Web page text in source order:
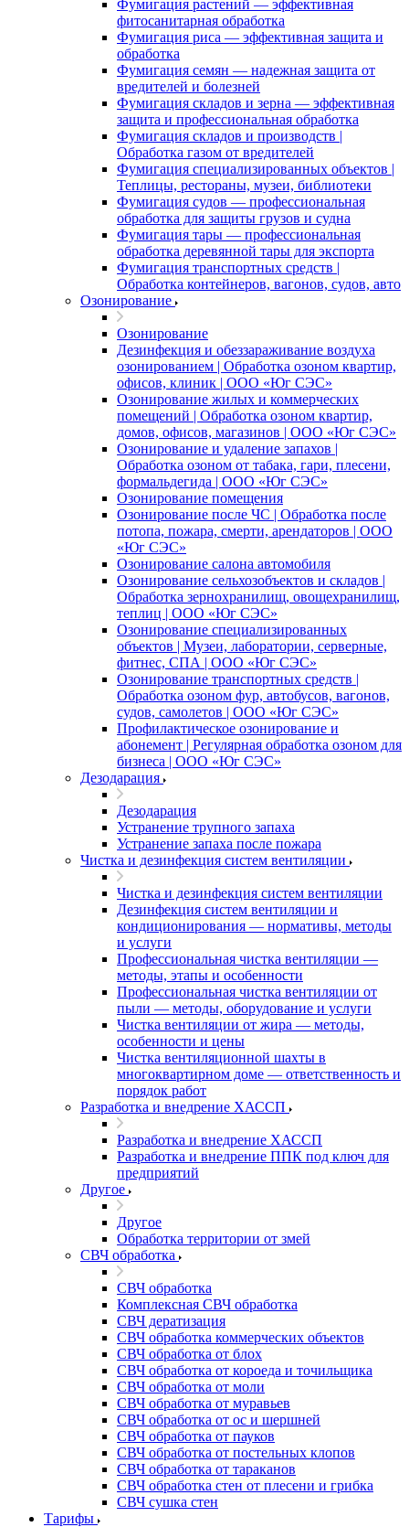
Фумигация растений — эффективная
фитосанитарная обработка
Фумигация риса — эффективная защита и
обработка
Фумигация семян — надежная защита от
вредителей и болезней
Фумигация складов и зерна — эффективная
защита и профессиональная обработка
Фумигация складов и производств |
Обработка газом от вредителей
Фумигация специализированных объектов |
Теплицы, рестораны, музеи, библиотеки
Фумигация судов — профессиональная
обработка для защиты грузов и судна
Фумигация тары — профессиональная
обработка деревянной тары для экспорта
Фумигация транспортных средств |
Обработка контейнеров, вагонов, судов, авто
Озонирование
Озонирование
Дезинфекция и обеззараживание воздуха
озонированием | Обработка озоном квартир,
офисов, клиник | ООО «Юг СЭС»
Озонирование жилых и коммерческих
помещений | Обработка озоном квартир,
домов, офисов, магазинов | ООО «Юг СЭС»
Озонирование и удаление запахов |
Обработка озоном от табака, гари, плесени,
формальдегида | ООО «Юг СЭС»
Озонирование помещения
Озонирование после ЧС | Обработка после
потопа, пожара, смерти, арендаторов | ООО
«Юг СЭС»
Озонирование салона автомобиля
Озонирование сельхозобъектов и складов |
Обработка зернохранилищ, овощехранилищ,
теплиц | ООО «Юг СЭС»
Озонирование специализированных
объектов | Музеи, лаборатории, серверные,
фитнес, СПА | ООО «Юг СЭС»
Озонирование транспортных средств |
Обработка озоном фур, автобусов, вагонов,
судов, самолетов | ООО «Юг СЭС»
Профилактическое озонирование и
абонемент | Регулярная обработка озоном для
бизнеса | ООО «Юг СЭС»
Дезодарация
Дезодарация
Устранение трупного запаха
Устранение запаха после пожара
Чистка и дезинфекция систем вентиляции
Чистка и дезинфекция систем вентиляции
Дезинфекция систем вентиляции и
кондиционирования — нормативы, методы
и услуги
Профессиональная чистка вентиляции —
методы, этапы и особенности
Профессиональная чистка вентиляции от
пыли — методы, оборудование и услуги
Чистка вентиляции от жира — методы,
особенности и цены
Чистка вентиляционной шахты в
многоквартирном доме — ответственность и
порядок работ
Разработка и внедрение ХАССП
Разработка и внедрение ХАССП
Разработка и внедрение ППК под ключ для
предприятий
Другое
Другое
Обработка территории от змей
СВЧ обработка
СВЧ обработка
Комплексная СВЧ обработка
СВЧ дератизация
СВЧ обработка коммерческих объектов
СВЧ обработка от блох
СВЧ обработка от короеда и точильщика
СВЧ обработка от моли
СВЧ обработка от муравьев
СВЧ обработка от ос и шершней
СВЧ обработка от пауков
СВЧ обработка от постельных клопов
СВЧ обработка от тараканов
СВЧ обработка стен от плесени и грибка
СВЧ сушка стен
Тарифы